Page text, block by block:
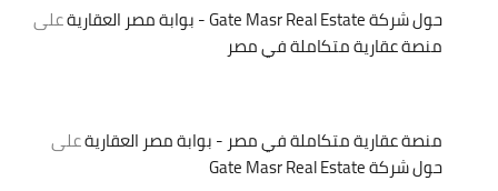
حول شركة Gate Masr Real Estate - بوابة مصر العقارية
على
منصة عقارية متكاملة في مصر
منصة عقارية متكاملة في مصر - بوابة مصر العقاريةعلى
حول شركة Gate Masr Real Estate